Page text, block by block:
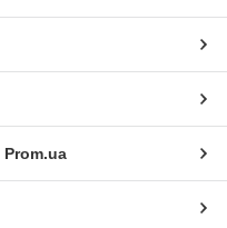
Prom.ua